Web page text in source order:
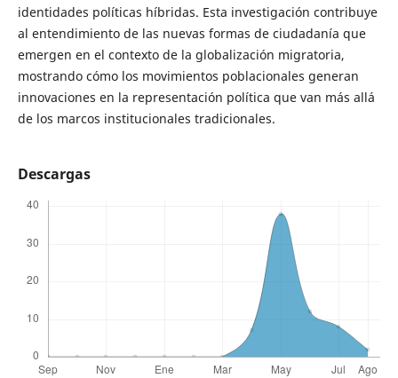
identidades políticas híbridas. Esta investigación contribuye
al entendimiento de las nuevas formas de ciudadanía que
emergen en el contexto de la globalización migratoria,
mostrando cómo los movimientos poblacionales generan
innovaciones en la representación política que van más allá
de los marcos institucionales tradicionales.
Descargas